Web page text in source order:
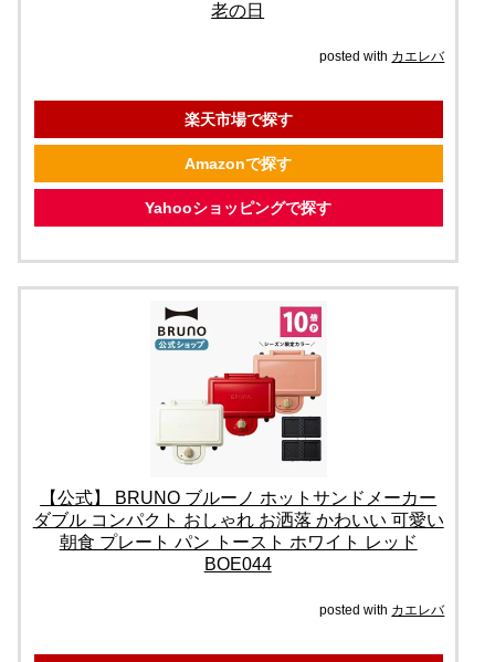
老の日
posted with カエレバ
楽天市場で探す
Amazonで探す
Yahooショッピングで探す
【公式】 BRUNO ブルーノ ホットサンドメーカー
ダブル コンパクト おしゃれ お洒落 かわいい 可愛い
朝食 プレート パン トースト ホワイト レッド
BOE044
posted with カエレバ